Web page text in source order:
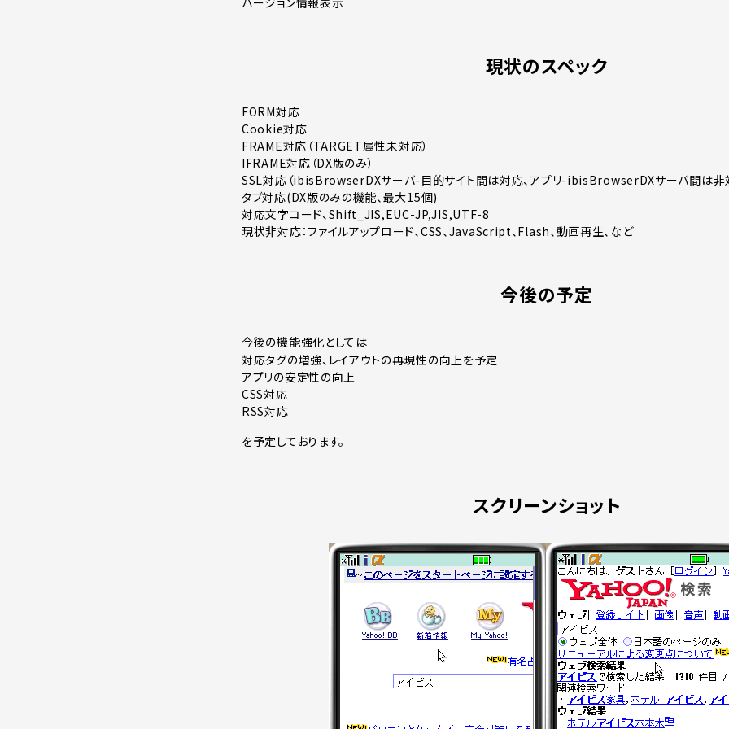
現状のスペック
FORM対応
Cookie対応
FRAME対応（TARGET属性未対応）
IFRAME対応（DX版のみ）
SSL対応（ibisBrowserDXサーバ-目的サイト間は対応、アプリ-ibisBrowserDXサーバ間は
タブ対応(DX版のみの機能、最大15個)
対応文字コード、Shift_JIS,EUC-JP,JIS,UTF-8
現状非対応：ファイルアップロード、CSS、JavaScript、Flash、動画再生、など
今後の予定
今後の機能強化としては
対応タグの増強、レイアウトの再現性の向上を予定
アプリの安定性の向上
CSS対応
RSS対応
を予定しております。
スクリーンショット